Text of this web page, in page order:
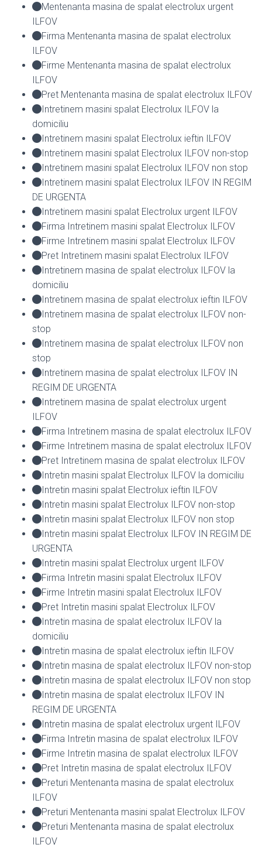
Mentenanta masina de spalat electrolux urgent
ILFOV
Firma Mentenanta masina de spalat electrolux
ILFOV
Firme Mentenanta masina de spalat electrolux
ILFOV
Pret Mentenanta masina de spalat electrolux ILFOV
Intretinem masini spalat Electrolux ILFOV la
domiciliu
Intretinem masini spalat Electrolux ieftin ILFOV
Intretinem masini spalat Electrolux ILFOV non-stop
Intretinem masini spalat Electrolux ILFOV non stop
Intretinem masini spalat Electrolux ILFOV IN REGIM
DE URGENTA
Intretinem masini spalat Electrolux urgent ILFOV
Firma Intretinem masini spalat Electrolux ILFOV
Firme Intretinem masini spalat Electrolux ILFOV
Pret Intretinem masini spalat Electrolux ILFOV
Intretinem masina de spalat electrolux ILFOV la
domiciliu
Intretinem masina de spalat electrolux ieftin ILFOV
Intretinem masina de spalat electrolux ILFOV non-
stop
Intretinem masina de spalat electrolux ILFOV non
stop
Intretinem masina de spalat electrolux ILFOV IN
REGIM DE URGENTA
Intretinem masina de spalat electrolux urgent
ILFOV
Firma Intretinem masina de spalat electrolux ILFOV
Firme Intretinem masina de spalat electrolux ILFOV
Pret Intretinem masina de spalat electrolux ILFOV
Intretin masini spalat Electrolux ILFOV la domiciliu
Intretin masini spalat Electrolux ieftin ILFOV
Intretin masini spalat Electrolux ILFOV non-stop
Intretin masini spalat Electrolux ILFOV non stop
Intretin masini spalat Electrolux ILFOV IN REGIM DE
URGENTA
Intretin masini spalat Electrolux urgent ILFOV
Firma Intretin masini spalat Electrolux ILFOV
Firme Intretin masini spalat Electrolux ILFOV
Pret Intretin masini spalat Electrolux ILFOV
Intretin masina de spalat electrolux ILFOV la
domiciliu
Intretin masina de spalat electrolux ieftin ILFOV
Intretin masina de spalat electrolux ILFOV non-stop
Intretin masina de spalat electrolux ILFOV non stop
Intretin masina de spalat electrolux ILFOV IN
REGIM DE URGENTA
Intretin masina de spalat electrolux urgent ILFOV
Firma Intretin masina de spalat electrolux ILFOV
Firme Intretin masina de spalat electrolux ILFOV
Pret Intretin masina de spalat electrolux ILFOV
Preturi Mentenanta masina de spalat electrolux
ILFOV
Preturi Mentenanta masini spalat Electrolux ILFOV
Preturi Mentenanta masina de spalat electrolux
ILFOV